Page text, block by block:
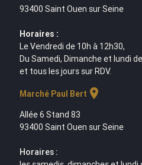
93400 Saint Ouen sur Seine
Horaires :
Le Vendredi de 10h à 12h30,
Du Samedi, Dimanche et lundi
et tous les jours sur RDV.
Marché Paul Bert location_on
Allée 6 Stand 83
93400 Saint Ouen sur Seine
Horaires :